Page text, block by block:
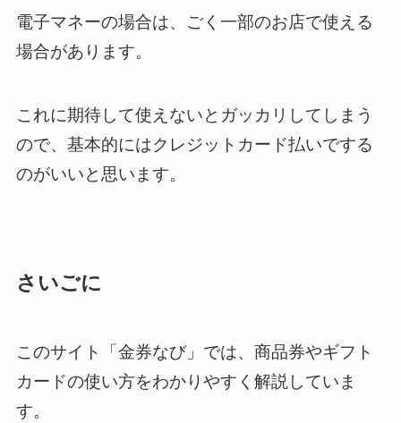
電子マネーの場合は、ごく一部のお店で使える
場合があります。
これに期待して使えないとガッカリしてしまう
ので、基本的にはクレジットカード払いでする
のがいいと思います。
さいごに
このサイト「金券なび」では、商品券やギフト
カードの使い方をわかりやすく解説していま
す。